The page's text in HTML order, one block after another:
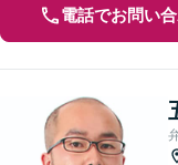
電話でお問い